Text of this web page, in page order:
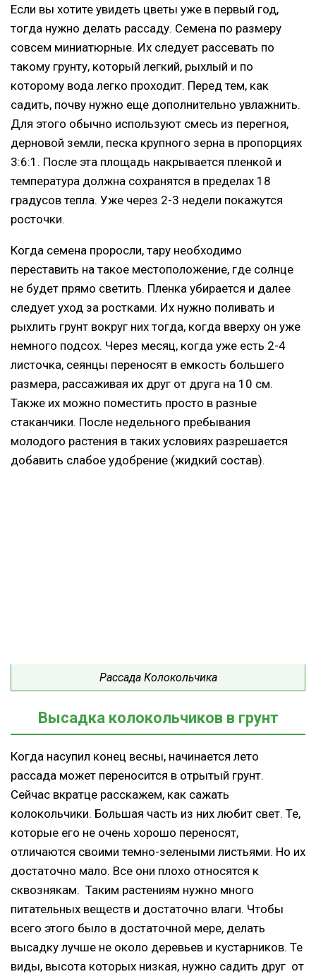
Если вы хотите увидеть цветы уже в первый год,
тогда нужно делать рассаду. Семена по размеру
совсем миниатюрные. Их следует рассевать по
такому грунту, который легкий, рыхлый и по
которому вода легко проходит. Перед тем, как
садить, почву нужно еще дополнительно увлажнить.
Для этого обычно используют смесь из перегноя,
дерновой земли, песка крупного зерна в пропорциях
3:6:1. После эта площадь накрывается пленкой и
температура должна сохранятся в пределах 18
градусов тепла. Уже через 2-3 недели покажутся
росточки.
Когда семена проросли, тару необходимо
переставить на такое местоположение, где солнце
не будет прямо светить. Пленка убирается и далее
следует уход за ростками. Их нужно поливать и
рыхлить грунт вокруг них тогда, когда вверху он уже
немного подсох. Через месяц, когда уже есть 2-4
листочка, сеянцы переносят в емкость большего
размера, рассаживая их друг от друга на 10 см.
Также их можно поместить просто в разные
стаканчики. После недельного пребывания
молодого растения в таких условиях разрешается
добавить слабое удобрение (жидкий состав).
Рассада Колокольчика
Высадка колокольчиков в грунт
Когда насупил конец весны, начинается лето
рассада может переносится в отрытый грунт.
Сейчас вкратце расскажем, как сажать
колокольчики. Большая часть из них любит свет. Те,
которые его не очень хорошо переносят,
отличаются своими темно-зелеными листьями. Но их
достаточно мало. Все они плохо относятся к
сквознякам. Таким растениям нужно много
питательных веществ и достаточно влаги. Чтобы
всего этого было в достаточной мере, делать
высадку лучше не около деревьев и кустарников. Те
виды, высота которых низкая, нужно садить друг от